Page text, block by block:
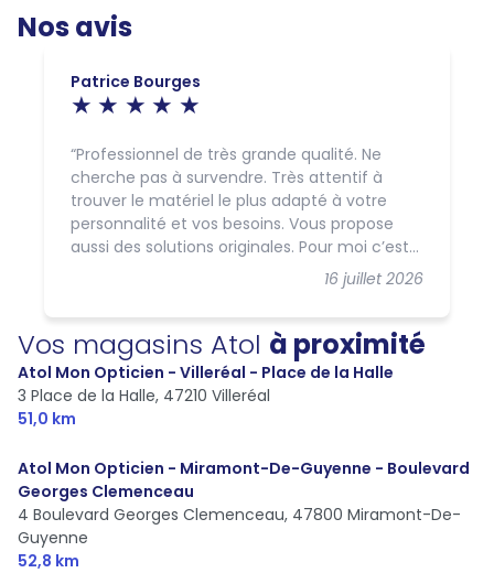
Nos avis
Patrice Bourges
16 juillet 2026
Professionnel de très grande qualité. Ne
cherche pas à survendre. Très attentif à
trouver le matériel le plus adapté à votre
personnalité et vos besoins. Vous propose
aussi des solutions originales. Pour moi c’est
Vos magasins Atol à proximité
Atol Mon Opticien - Villeréal - Place de la Halle
3 Place de la Halle, 47210 Villeréal
51,0 km
Atol Mon Opticien - Miramont-De-Guyenne - Boulevard
Georges Clemenceau
4 Boulevard Georges Clemenceau, 47800 Miramont-De-
Guyenne
52,8 km